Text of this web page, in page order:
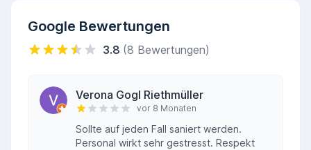
Google Bewertungen
3.8 (8 Bewertungen)
Verona Gogl Riethmüller
vor 8 Monaten
Sollte auf jeden Fall saniert werden.
Personal wirkt sehr gestresst. Respekt